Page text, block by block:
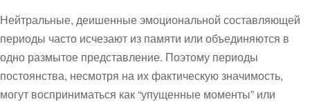
Нейтральные, деишенные эмоциональной составляющей
периоды часто исчезают из памяти или объединяются в
одно размытое представление. Поэтому периоды
постоянства, несмотря на их фактическую значимость,
могут восприниматься как “упущенные моменты” или